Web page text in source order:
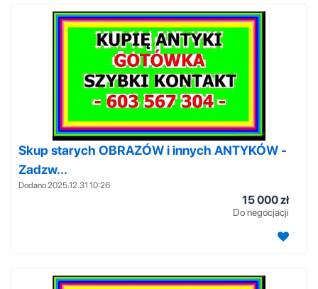
Skup starych OBRAZÓW i innych ANTYKÓW -
Zadzw...
Dodano 2025.12.31 10:26
15 000 zł
Do negocjacji